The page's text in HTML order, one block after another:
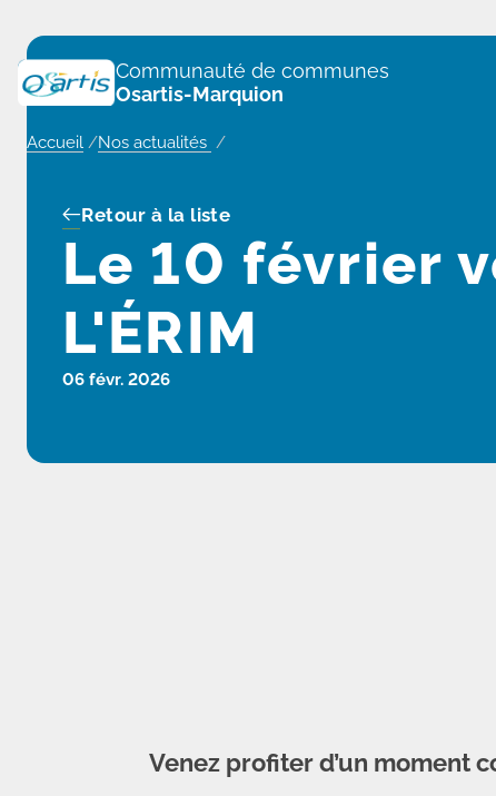
Communauté de communes
Osartis-Marquion
Accueil /Nos actualités /
Le 10 février
L'ÉRIM
Retour à la liste
06 févr. 2026
Venez profiter d’un moment